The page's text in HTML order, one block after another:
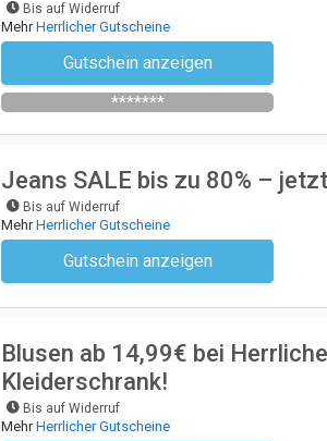
Bis auf Widerruf
MehrHerrlicher Gutscheine
Gutschein anzeigen
Newsletter des Shops abonnieren
*******
Jeans SALE bis zu 80% –
Bis auf Widerruf
MehrHerrlicher Gutscheine
Gutschein anzeigen
Kein Code notwendig
Blusen ab 14,99€ bei
Kleiderschrank!
Bis auf Widerruf
MehrHerrlicher Gutscheine